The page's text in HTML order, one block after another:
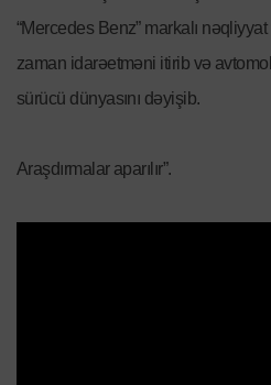
“Mercedes Benz” markalı
zaman idarəetməni itirib və
sürücü dünyasını dəyişib.
Araşdırmalar aparılır”.